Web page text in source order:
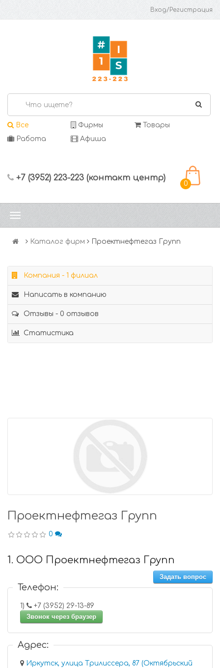
Вход/Регистрация
Все Фирмы
Товары
Работа
Афиша
+7 (3952) 223-223 (контакт центр)
0
Каталог фирм Проектнефтегаз Групп
Компания - 1 филиал
Написать в компанию
Отзывы - 0 отзывов
Статистика
Проектнефтегаз Групп
0
1. ООО Проектнефтегаз Групп
Задать вопрос
Телефон:
1)
+7 (3952) 29-13-89
Звонок через браузер
Адрес:
Иркутск, улица Трилиссера, 87 (Октябрьский